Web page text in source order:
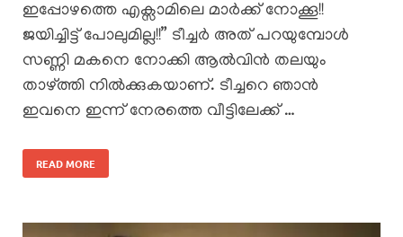
ഇപ്പോഴത്തെ എക്സാമിലെ മാർക്ക് നോക്കൂ!!
ജയിച്ചിട്ട് പോലുമില്ല!!” ടീച്ചർ അത് പറയുമ്പോൾ
സണ്ണി മകനെ നോക്കി ആൽവിൻ തലയും
താഴ്ത്തി നിൽക്കുകയാണ്. ടീച്ചറെ ഞാൻ
ഇവനെ ഇന്ന് നേരത്തെ വീട്ടിലേക്ക് …
READ MORE